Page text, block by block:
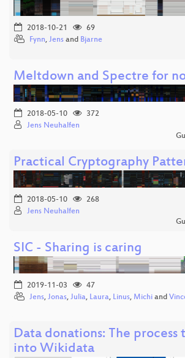
2018-10-21
69
Fynn, Jens and Bjarne
Meltdown and Spectre for
2018-05-10
372
Jens Neuhalfen
Practical Cryptography
2018-05-10
268
Jens Neuhalfen
SIC - Sharing is caring
2019-11-03
47
Jens, Jonas, Julia, Laura, Linus, Michi and
Data donations: The
into Wikidata